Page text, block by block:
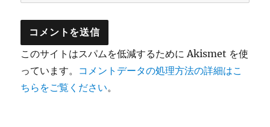
このサイトはスパムを低減するために Akismet を使
っています。 コメントデータの処理方法の詳細はこ
ちらをご覧ください。